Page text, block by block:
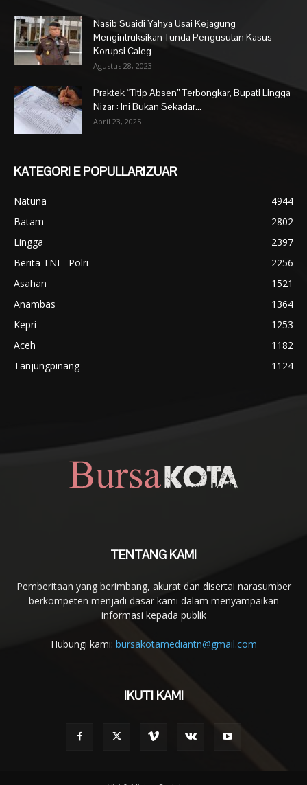
Nasib Suaidi Yahya Usai Kejagung
Mengintruksikan Tunda Pengusutan Kasus
Korupsi Caleg
Agustus 28, 2023
Praktek “Titip Absen” Terbongkar, Bupati Lingga
Nizar : Ini Bukan Sekadar...
April 23, 2025
KATEGORI E POPULLARIZUAR
Natuna
4944
Batam
2802
Lingga
2397
Berita TNI - Polri
2256
Asahan
1521
Anambas
1364
Kepri
1253
Aceh
1182
Tanjungpinang
1124
TENTANG KAMI
Pemberitaan yang berimbang, akurat dan disertai narasumber
berkompeten menjadi dasar kami dalam menyampaikan
informasi kepada publik
Hubungi kami: bursakotamediantn@gmail.com
IKUTI KAMI